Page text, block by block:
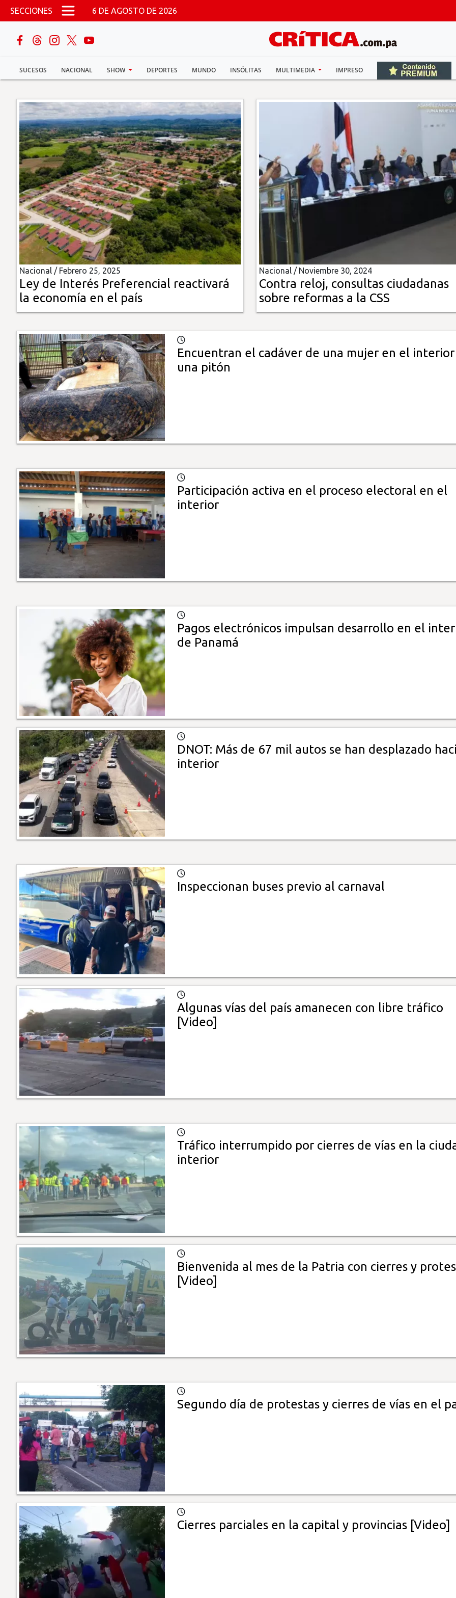
Pasar al contenido principal
SECCIONES 6 DE AGOSTO DE 2026
SUCESOS NACIONAL SHOW DEPORTES MUNDO INSÓLITAS MULTIMEDIA IMPRESO
buscar
Sucesos
Nacional
Política
Show
Deportes
Mundo
Insólitas
Multimedia
Impreso
Nacional / Febrero 25, 2025
Ley de Interés Preferencial reactivará
la economía en el país
Nacional / Noviembre 30, 2024
Contra reloj, consultas ciudadanas
sobre reformas a la CSS
Encuentran el cadáver de una mujer en el
una pitón
Participación activa en el proceso electoral en el
interior
Pagos electrónicos impulsan desarrollo en el
de Panamá
DNOT: Más de 67 mil autos se han desplazado
interior
Inspeccionan buses previo al carnaval
Algunas vías del país amanecen con libre tráfico
[Video]
Tráfico interrumpido por cierres de vías en la
interior
Bienvenida al mes de la Patria con cierres y
[Video]
Segundo día de protestas y cierres de vías en el
Cierres parciales en la capital y provincias [Video]